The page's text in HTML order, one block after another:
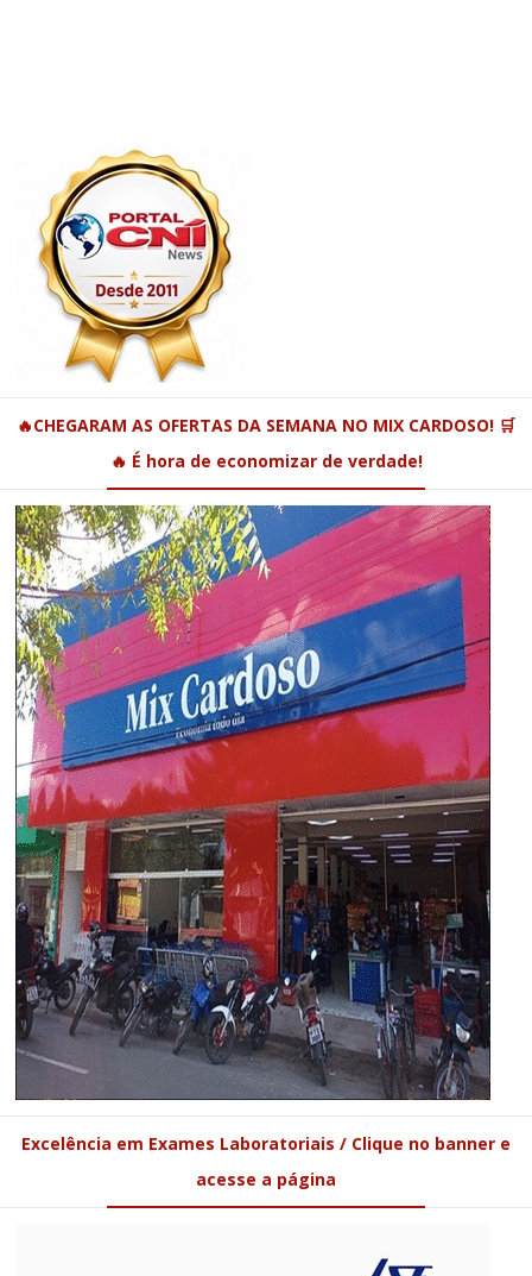
🔥CHEGARAM AS OFERTAS DA SEMANA NO MIX CARDOSO! 🛒
🔥 É hora de economizar de verdade!
Excelência em Exames Laboratoriais / Clique no banner e
acesse a página